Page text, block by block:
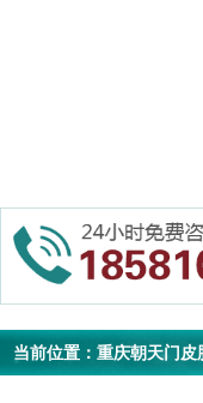
当前位置：重庆朝天门皮